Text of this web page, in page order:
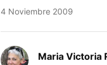
4 Noviembre 2009
Maria Victoria